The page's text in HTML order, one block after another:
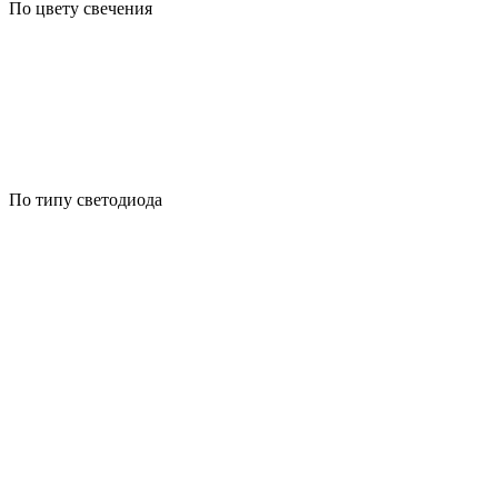
По цвету свечения
По типу светодиода